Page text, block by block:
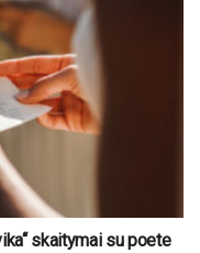
skaitymai su poete